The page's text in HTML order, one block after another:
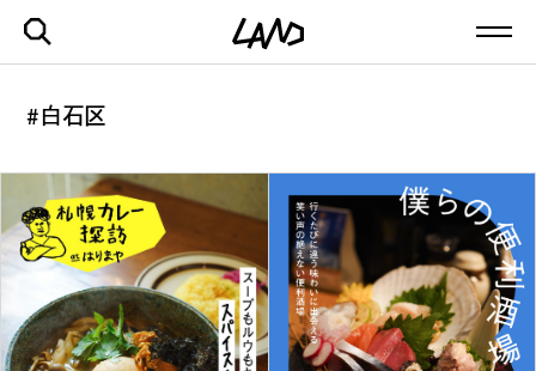
最新記事一覧を見る
#白石区